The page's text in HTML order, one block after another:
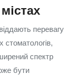
перевагу
стоматологів,
спектр
бути